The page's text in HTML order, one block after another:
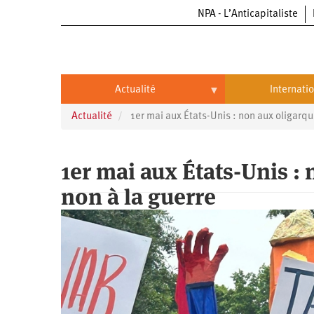
NPA - L’Anticapitaliste
Actualité
Actualité
Entreprises
Entreprises
Aéronautique
Commerce
Oppressions
Oppressions
Antiracisme
Féminisme
Écologie
Éducation
International
Chine
Continents
Continents
Afrique
Actualité 1er mai aux États-Unis : non aux
1er mai aux États-Unis :
non à la guerre